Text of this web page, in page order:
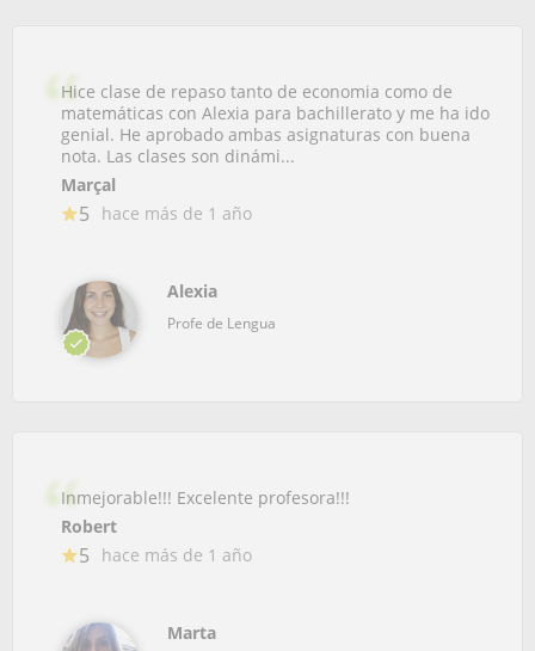
Hice clase de repaso tanto de economia como de
matemáticas con Alexia para bachillerato y me ha ido
genial. He aprobado ambas asignaturas con buena
nota. Las clases son dinámi...
Marçal
5 hace más de 1 año
Alexia
Profe de Lengua
Inmejorable!!! Excelente profesora!!!
Robert
5 hace más de 1 año
Marta